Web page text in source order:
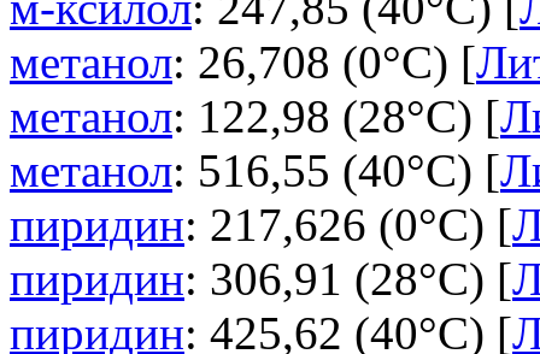
метанол: 26,708 (0°C) [
метанол: 122,98 (28°C) [
метанол: 516,55 (40°C) [
пиридин: 217,626 (0°C) [
пиридин: 306,91 (28°C) [
пиридин: 425,62 (40°C) [